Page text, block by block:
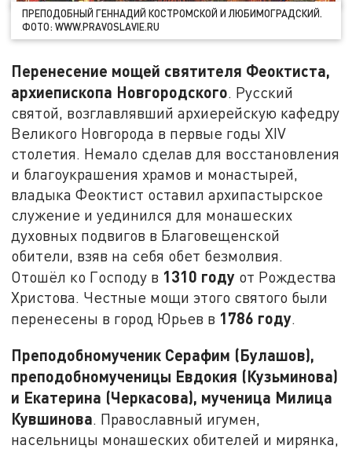
ПРЕПОДОБНЫЙ ГЕННАДИЙ КОСТРОМСКОЙ И ЛЮБИМОГРАДСКИЙ.
ФОТО: WWW.PRAVOSLAVIE.RU
Перенесение мощей святителя Феоктиста,
архиепископа Новгородского. Русский
святой, возглавлявший архиерейскую кафедру
Великого Новгорода в первые годы XIV
столетия. Немало сделав для восстановления
и благоукрашения храмов и монастырей,
владыка Феоктист оставил архипастырское
служение и уединился для монашеских
духовных подвигов в Благовещенской
обители, взяв на себя обет безмолвия.
Отошёл ко Господу в 1310 году от Рождества
Христова. Честные мощи этого святого были
перенесены в город Юрьев в 1786 году.
Преподобномученик Серафим (Булашов),
преподобномученицы Евдокия (Кузьминова)
и Екатерина (Черкасова), мученица Милица
Кувшинова. Православный игумен,
насельницы монашеских обителей и мирянка,